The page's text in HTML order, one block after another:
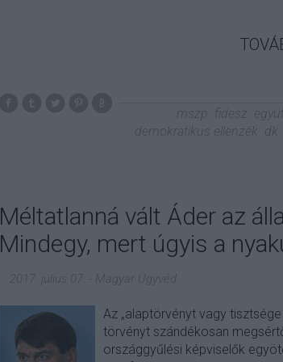
mszp
fidesz
demokratikus ellenzék
dk
Méltatlanná vált Áder az
Mindegy, mert úgyis a
2017. július 07. Magyar Ügyvéd
Az „alaptörvényt vagy
törvényt szándékosan
országgyűlési képviselők